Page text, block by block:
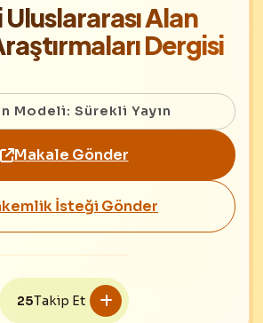
Alan
Dergisi
Modeli: Sürekli Yayın
Makale Gönder
İsteği Gönder
25Takip Et